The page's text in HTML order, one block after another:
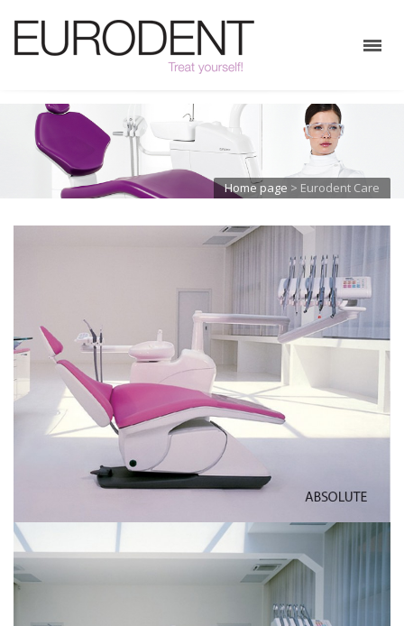
Home page > Eurodent Care